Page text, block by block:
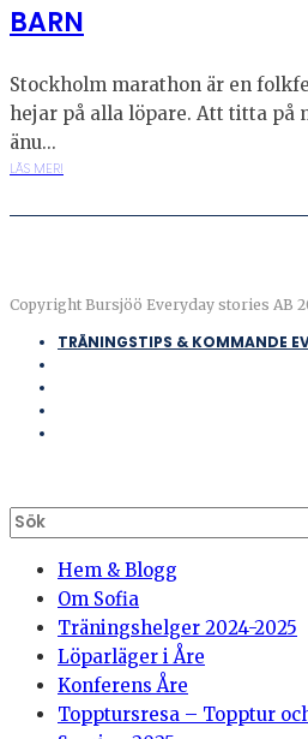
BARN
Stockholm marathon är en
hejar på alla löpare. Att titta på
änu...
LÄS MER!
Copyright Bursjöö Everyday stories AB
TRÄNINGSTIPS & KOMMANDE
Hem & Blogg
Om Sofia
Träningshelger 2024-2025
Löparläger i Åre
Konferens Åre
Topptursresa – Topptur